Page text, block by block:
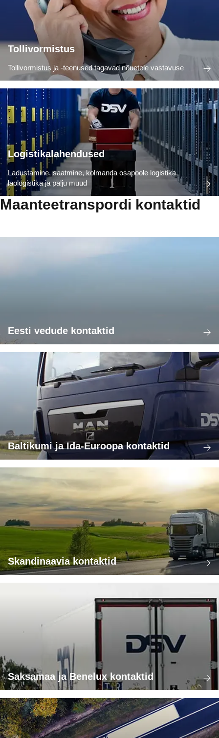
Tollivormistus
Tollivormistus ja -teenused tagavad nõuetele vastavuse
Logistikalahendused
Ladustamine, saatmine, kolmanda osapoole logistika,
laologistika ja palju muud
Maanteetranspordi kontaktid
Eesti vedude kontaktid
Baltikumi ja Ida-Euroopa kontaktid
Skandinaavia kontaktid
Saksamaa ja Benelux kontaktid